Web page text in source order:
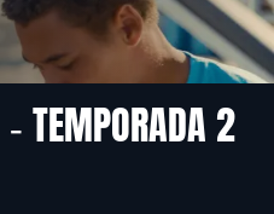
- TEMPORADA 2